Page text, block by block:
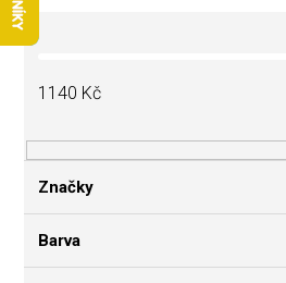
P
o
a
n
í
a
1140 Kč
Značky
Barva